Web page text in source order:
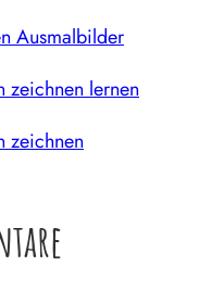
Ausmalbilder
zeichnen lernen
zeichnen